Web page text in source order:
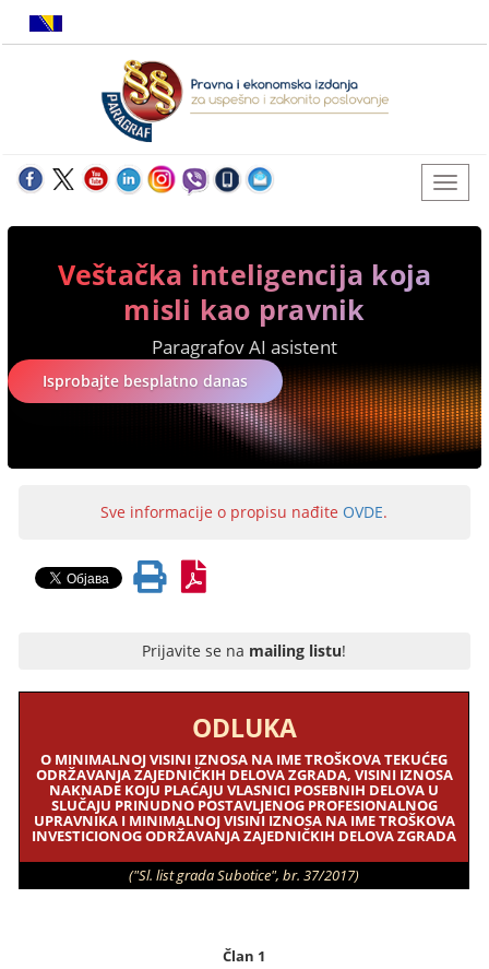
Veštačka inteligencija koja
misli kao pravnik
Paragrafov AI asistent
Isprobajte besplatno danas
Sve informacije o propisu nađite OVDE.
Prijavite se na mailing listu!
ODLUKA
O MINIMALNOJ VISINI IZNOSA NA IME TROŠKOVA TEKUĆEG
ODRŽAVANJA ZAJEDNIČKIH DELOVA ZGRADA, VISINI IZNOSA
NAKNADE KOJU PLAĆAJU VLASNICI POSEBNIH DELOVA U
SLUČAJU PRINUDNO POSTAVLJENOG PROFESIONALNOG
UPRAVNIKA I MINIMALNOJ VISINI IZNOSA NA IME TROŠKOVA
INVESTICIONOG ODRŽAVANJA ZAJEDNIČKIH DELOVA ZGRADA
("Sl. list grada Subotice", br. 37/2017)
Član 1